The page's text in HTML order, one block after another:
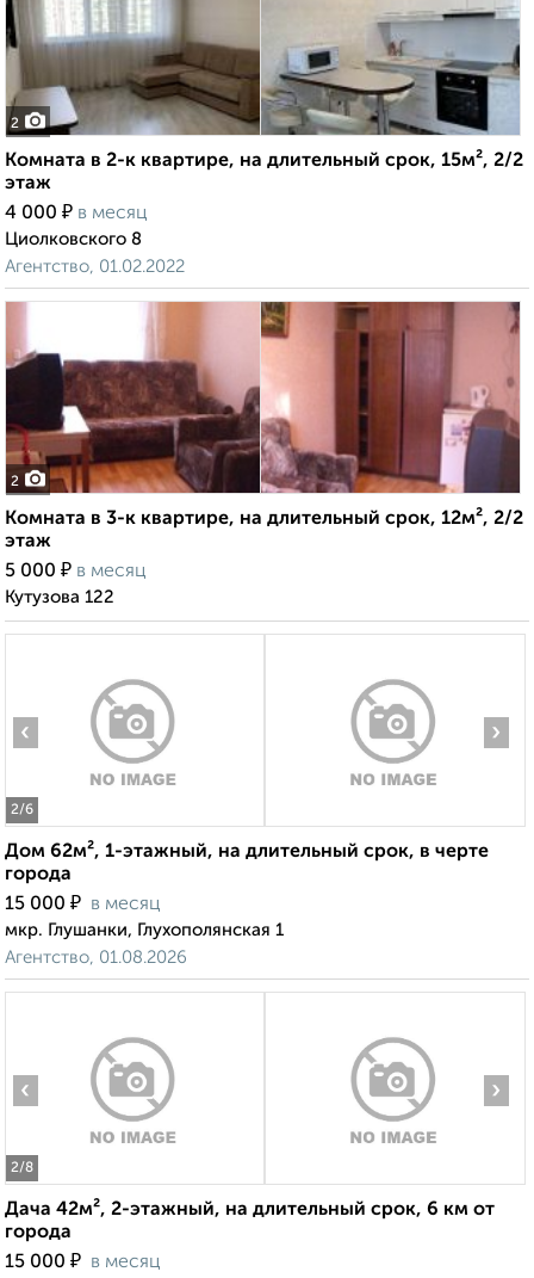
2
Комната в 2-к квартире, на длительный срок, 15м², 2/2
этаж
4 000 ₽ в месяц
Циолковского 8
Агентство, 01.02.2022
2
Комната в 3-к квартире, на длительный срок, 12м², 2/2
этаж
5 000 ₽ в месяц
Кутузова 122
2/6
‹ ›
Дом 62м², 1-этажный, на длительный срок, в черте
города
15 000 ₽ в месяц
мкр. Глушанки, Глухополянская 1
Агентство, 01.08.2026
2/8
‹ ›
Дача 42м², 2-этажный, на длительный срок, 6 км от
города
15 000 ₽ в месяц